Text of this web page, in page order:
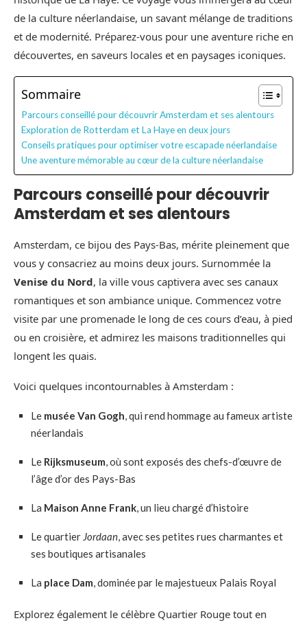
de la culture néerlandaise, un savant mélange de traditions
et de modernité. Préparez-vous pour une aventure riche en
découvertes, en saveurs locales et en paysages iconiques.
Sommaire
Parcours conseillé pour découvrir Amsterdam et ses alentours
Exploration de Rotterdam et La Haye en deux jours
Conseils pratiques pour optimiser votre escapade néerlandaise
Une aventure mémorable au cœur de la culture néerlandaise
Parcours conseillé pour découvrir
Amsterdam et ses alentours
Amsterdam, ce bijou des Pays-Bas, mérite pleinement que
vous y consacriez au moins deux jours. Surnommée la
Venise du Nord, la ville vous captivera avec ses canaux
romantiques et son ambiance unique. Commencez votre
visite par une promenade le long de ces cours d’eau, à pied
ou en croisière, et admirez les maisons traditionnelles qui
longent les quais.
Voici quelques incontournables à Amsterdam :
Le musée Van Gogh, qui rend hommage au fameux artiste
néerlandais
Le Rijksmuseum, où sont exposés des chefs-d’œuvre de
l’âge d’or des Pays-Bas
La Maison Anne Frank, un lieu chargé d’histoire
Le quartier Jordaan, avec ses petites rues charmantes et
ses boutiques artisanales
La place Dam, dominée par le majestueux Palais Royal
Explorez également le célèbre Quartier Rouge tout en